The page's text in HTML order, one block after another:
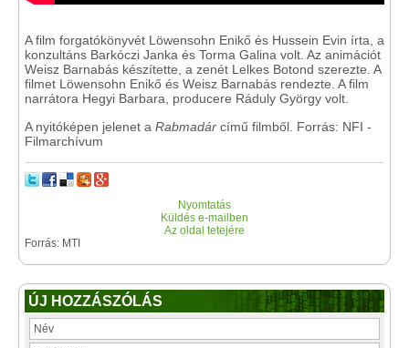
A film forgatókönyvét Löwensohn Enikő és Hussein Evin írta, a
konzultáns Barkóczi Janka és Torma Galina volt. Az animációt
Weisz Barnabás készítette, a zenét Lelkes Botond szerezte. A
filmet Löwensohn Enikő és Weisz Barnabás rendezte. A film
narrátora Hegyi Barbara, producere Ráduly György volt.
A nyitóképen jelenet a Rabmadár című filmből. Forrás: NFI -
Filmarchívum
Nyomtatás
Küldés e-mailben
Az oldal tetejére
Forrás: MTI
ÚJ HOZZÁSZÓLÁS